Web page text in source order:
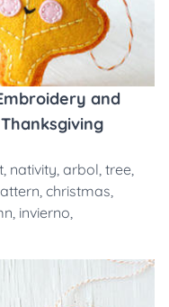
and
, nativity, arbol, tree,
, christmas,
, invierno,